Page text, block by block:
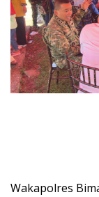
Wakapolres